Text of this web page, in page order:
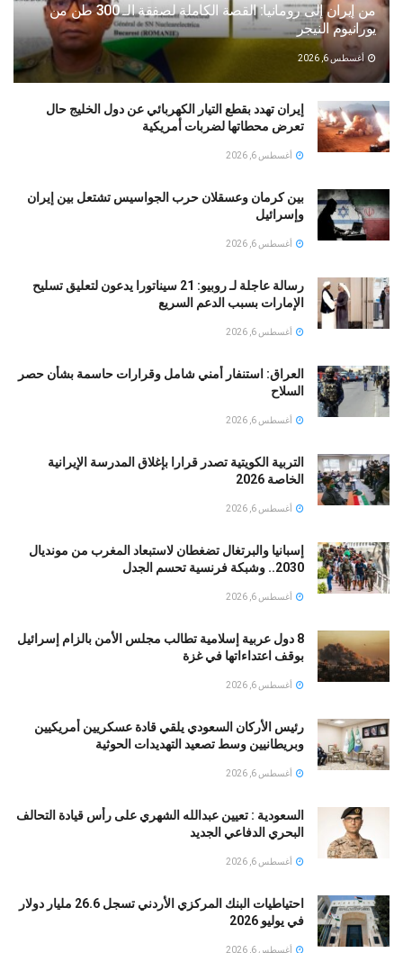
من إيران إلى رومانيا: القصة الكاملة لصفقة الـ 300 طن من
يورانيوم النيجر
أغسطس 6, 2026
إيران تهدد بقطع التيار الكهربائي عن دول الخليج حال
تعرض محطاتها لضربات أمريكية
أغسطس 6, 2026
بين كرمان وعسقلان حرب الجواسيس تشتعل بين إيران
وإسرائيل
أغسطس 6, 2026
رسالة عاجلة لـ روبيو: 21 سيناتورا يدعون لتعليق تسليح
الإمارات بسبب الدعم السريع
أغسطس 6, 2026
العراق: استنفار أمني شامل وقرارات حاسمة بشأن حصر
السلاح
أغسطس 6, 2026
التربية الكويتية تصدر قرارا بإغلاق المدرسة الإيرانية
الخاصة 2026
أغسطس 6, 2026
إسبانيا والبرتغال تضغطان لاستبعاد المغرب من مونديال
2030.. وشبكة فرنسية تحسم الجدل
أغسطس 6, 2026
8 دول عربية إسلامية تطالب مجلس الأمن بالزام إسرائيل
بوقف اعتداءاتها في غزة
أغسطس 6, 2026
رئيس الأركان السعودي يلقي قادة عسكريين أمريكيين
وبريطانيين وسط تصعيد التهديدات الحوثية
أغسطس 6, 2026
السعودية : تعيين عبدالله الشهري على رأس قيادة التحالف
البحري الدفاعي الجديد
أغسطس 6, 2026
احتياطيات البنك المركزي الأردني تسجل 26.6 مليار دولار
في يوليو 2026
أغسطس 6, 2026